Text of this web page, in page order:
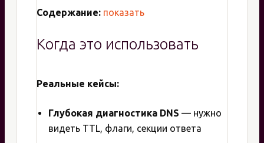
Содержание: показать
Когда это использовать
Реальные кейсы:
Глубокая диагностика DNS — нужно
видеть TTL, флаги, секции ответа